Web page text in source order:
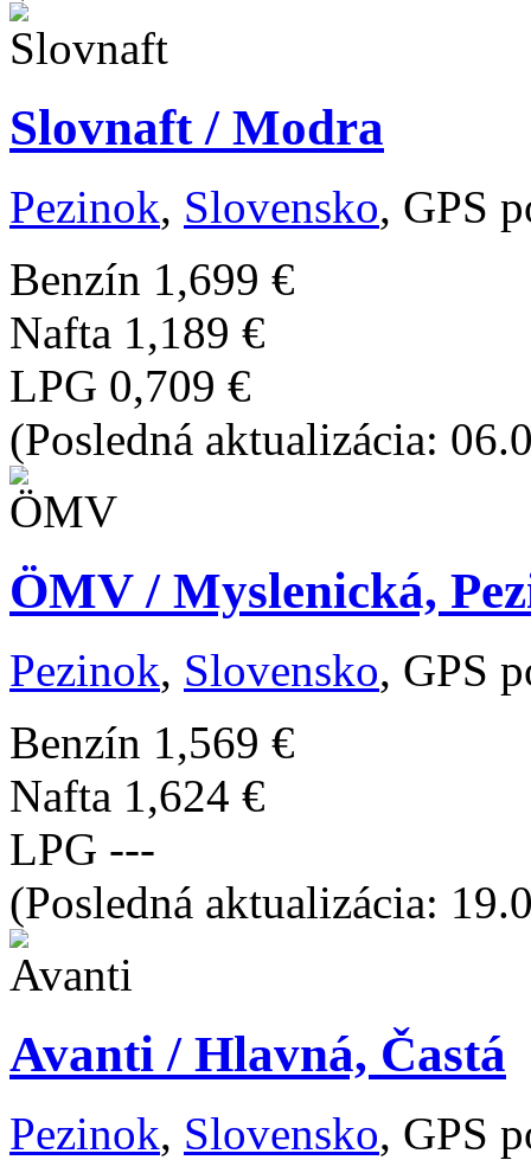
Slovnaft / Modra
Pezinok, Slovensko, GPS
Benzín 1,699 €
Nafta 1,189 €
LPG 0,709 €
(Posledná aktualizácia:
ÖMV / Myslenická,
Pezinok, Slovensko, GPS
Benzín 1,569 €
Nafta 1,624 €
LPG ---
(Posledná aktualizácia:
Avanti / Hlavná, Častá
Pezinok, Slovensko, GPS